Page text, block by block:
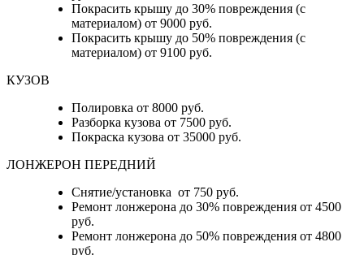
Покрасить крышу до 30% повреждения (с
материалом) от 9000 руб.
Покрасить крышу до 50% повреждения (с
материалом) от 9100 руб.
КУЗОВ
Полировка от 8000 руб.
Разборка кузова от 7500 руб.
Покраска кузова от 35000 руб.
ЛОНЖЕРОН ПЕРЕДНИЙ
Снятие/установка от 750 руб.
Ремонт лонжерона до 30% повреждения от 4500
руб.
Ремонт лонжерона до 50% повреждения от 4800
руб.